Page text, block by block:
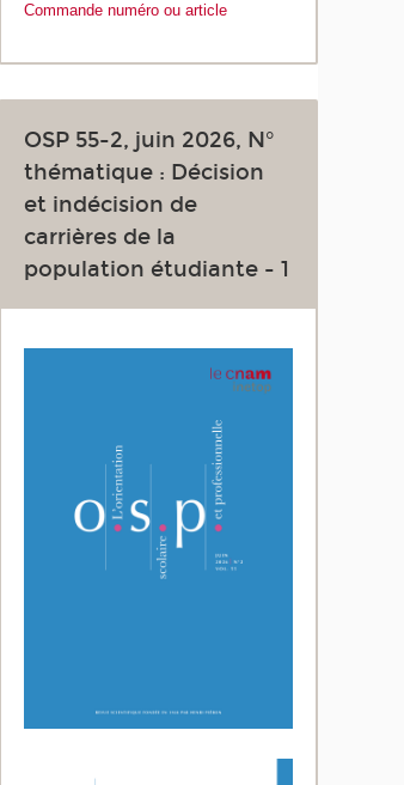
Commande numéro ou article
OSP 55-2, juin 2026, N°
thématique : Décision
et indécision de
carrières de la
population étudiante - 1